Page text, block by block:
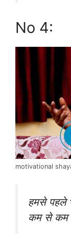
No 4:
motivational
हमसे पहले
कम से कम